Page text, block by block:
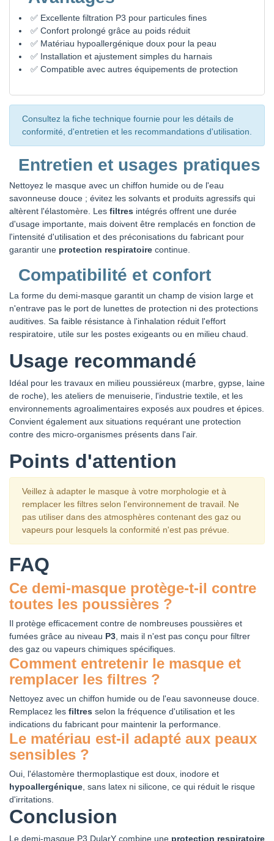
✅ Excellente filtration P3 pour particules fines
✅ Confort prolongé grâce au poids réduit
✅ Matériau hypoallergénique doux pour la peau
✅ Installation et ajustement simples du harnais
✅ Compatible avec autres équipements de protection
Consultez la fiche technique fournie pour les détails de
conformité, d'entretien et les recommandations d'utilisation.
Entretien et usages pratiques
Nettoyez le masque avec un chiffon humide ou de l'eau
savonneuse douce ; évitez les solvants et produits agressifs qui
altèrent l'élastomère. Les filtres intégrés offrent une durée
d'usage importante, mais doivent être remplacés en fonction de
l'intensité d'utilisation et des préconisations du fabricant pour
garantir une protection respiratoire continue.
Compatibilité et confort
La forme du demi-masque garantit un champ de vision large et
n'entrave pas le port de lunettes de protection ni des protections
auditives. Sa faible résistance à l'inhalation réduit l'effort
respiratoire, utile sur les postes exigeants ou en milieu chaud.
Usage recommandé
Idéal pour les travaux en milieu poussiéreux (marbre, gypse, laine
de roche), les ateliers de menuiserie, l'industrie textile, et les
environnements agroalimentaires exposés aux poudres et épices.
Convient également aux situations requérant une protection
contre des micro-organismes présents dans l'air.
Points d'attention
Veillez à adapter le masque à votre morphologie et à
remplacer les filtres selon l'environnement de travail. Ne
pas utiliser dans des atmosphères contenant des gaz ou
vapeurs pour lesquels la conformité n'est pas prévue.
FAQ
Ce demi-masque protège-t-il contre
toutes les poussières ?
Il protège efficacement contre de nombreuses poussières et
fumées grâce au niveau P3 , mais il n'est pas conçu pour filtrer
des gaz ou vapeurs chimiques spécifiques.
Comment entretenir le masque et
remplacer les filtres ?
Nettoyez avec un chiffon humide ou de l'eau savonneuse douce.
Remplacez les filtres selon la fréquence d'utilisation et les
indications du fabricant pour maintenir la performance.
Le matériau est-il adapté aux peaux
sensibles ?
Oui, l'élastomère thermoplastique est doux, inodore et
hypoallergénique , sans latex ni silicone, ce qui réduit le risque
d'irritations.
Conclusion
Le demi-masque P3 DularY combine une protection respiratoire